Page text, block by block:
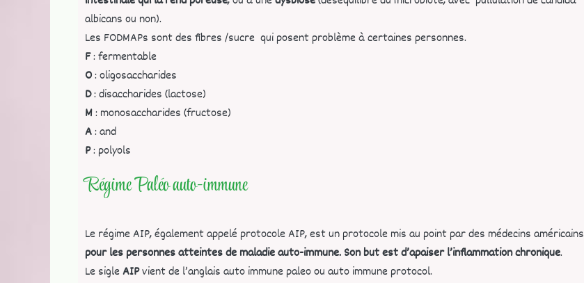
albicans ou non).
Les FODMAPs sont des fibres /sucre qui posent problème à certaines personnes.
F: fermentable
O: oligosaccharides
D: disaccharides (lactose)
M: monosaccharides (fructose)
A: and
P: polyols
Régime Paléo auto-immune
Le régime AIP, également appelé protocole AIP, est un protocole mis au point par des médecins américains
pour les personnes atteintes de maladie auto-immune. Son but est d’apaiser l’inflammation chronique.
Le sigleAIPvient de l’anglais auto immune paleo ou auto immune protocol.